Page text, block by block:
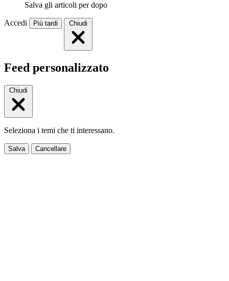
Salva gli articoli per dopo
Accedi Più tardi Chiudi
Feed personalizzato
Chiudi
Seleziona i temi che ti interessano.
Salva Cancellare